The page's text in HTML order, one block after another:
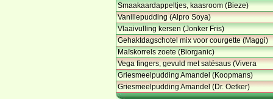
Smaakaardappeltjes, kaasroom (Bieze)
Vanillepudding (Alpro Soya)
Vlaaivulling kersen (Jonker Fris)
Gehaktdagschotel mix voor courgette (Maggi)
Maïskorrels zoete (Biorganic)
Vega fingers, gevuld met satésaus (Vivera
Griesmeelpudding Amandel (Koopmans)
Griesmeelpudding Amandel (Dr. Oetker)